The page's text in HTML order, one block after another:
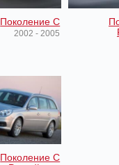
Поколение C
2002 - 2005
Поколение C